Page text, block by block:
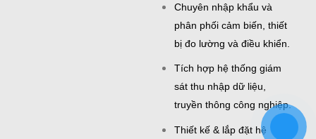
Chuyên nhập khẩu và
phân phối cảm biến, thiết
bị đo lường và điều khiển.
Tích hợp hệ thống giám
sát thu nhập dữ liệu,
truyền thông công nghiệp.
Thiết kế & lắp đặt hệ